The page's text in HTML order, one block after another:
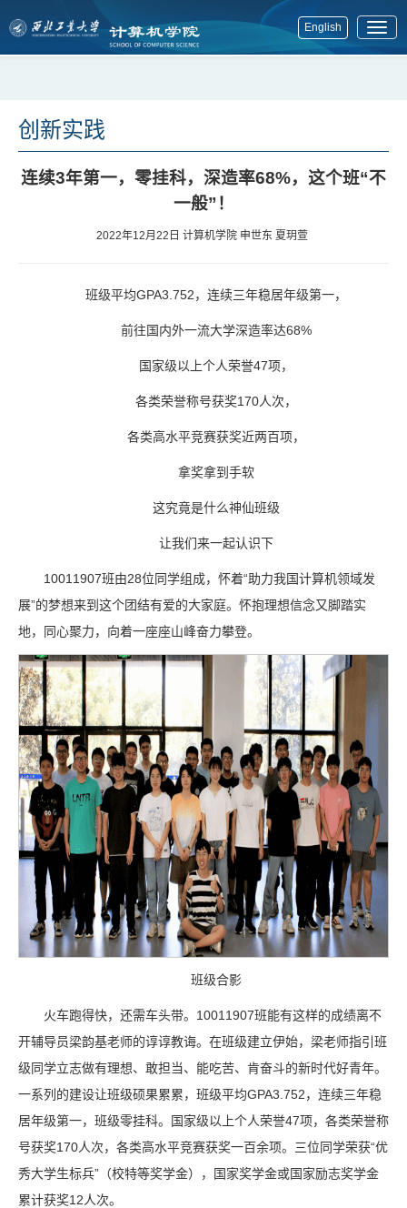
English
展
创新实践
连续3年第一，零挂科，深造率68%，这个班“不
一般”！
2022年12月22日 计算机学院 申世东 夏玥萱
班级平均GPA3.752，连续三年稳居年级第一，
前往国内外一流大学深造率达68%
国家级以上个人荣誉47项，
各类荣誉称号获奖170人次，
各类高水平竞赛获奖近两百项，
拿奖拿到手软
这究竟是什么神仙班级
让我们来一起认识下
10011907班由28位同学组成，怀着“助力我国计算机领域发
展”的梦想来到这个团结有爱的大家庭。怀抱理想信念又脚踏实
地，同心聚力，向着一座座山峰奋力攀登。
班级合影
火车跑得快，还需车头带。10011907班能有这样的成绩离不
开辅导员梁韵基老师的谆谆教诲。在班级建立伊始，梁老师指引班
级同学立志做有理想、敢担当、能吃苦、肯奋斗的新时代好青年。
一系列的建设让班级硕果累累，班级平均GPA3.752，连续三年稳
居年级第一，班级零挂科。国家级以上个人荣誉47项，各类荣誉称
号获奖170人次，各类高水平竞赛获奖一百余项。三位同学荣获“优
秀大学生标兵”（校特等奖学金），国家奖学金或国家励志奖学金
累计获奖12人次。